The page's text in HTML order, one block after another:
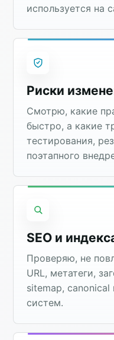
используется на
Риски
Смотрю, какие
быстро, а какие
тестирования,
поэтапного
SEO и
Проверяю, не
URL, метатеги,
sitemap,
систем.